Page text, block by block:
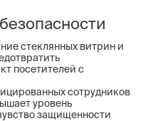
стеклянных витрин и
посетителей с
сотрудников
уровень
защищенности